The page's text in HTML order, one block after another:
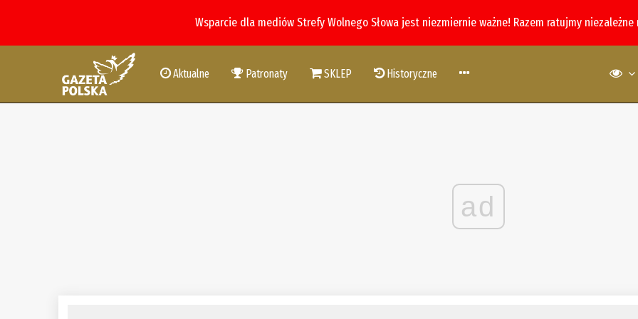
Wsparcie dla mediów Strefy Wolnego Słowa jest niezmiernie ważne! Razem ratujmy
Aktualne Patronaty SKLEP Historyczne
ad